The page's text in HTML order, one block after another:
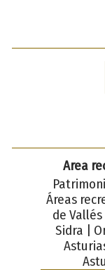
Area
Áreas
de
Sidra |